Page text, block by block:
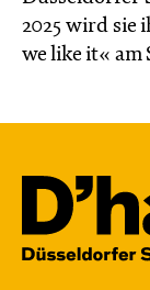
2025 wird sie
we like it« am